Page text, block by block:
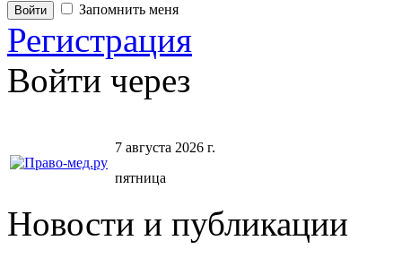
Запомнить меня
Регистрация
Войти через
7 августа 2026 г.
пятница
Новости и публикации